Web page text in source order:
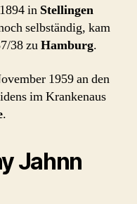
in Stellingen
selbständig, kam
38 zuHamburg.
1959 an den
im Krankenaus
.
Jahnn